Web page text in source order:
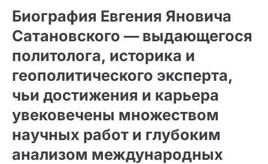
Биография Евгения Яновича
Сатановского — выдающегося
политолога, историка и
геополитического эксперта,
чьи достижения и карьера
увековечены множеством
научных работ и глубоким
анализом международных